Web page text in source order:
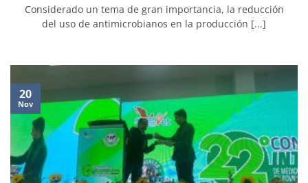
Considerado un tema de gran importancia, la reducción
del uso de antimicrobianos en la producción [...]
20
Nov